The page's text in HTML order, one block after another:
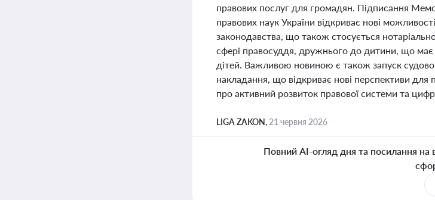
правових послуг для громадян. Підписання
правових наук України відкриває нові
законодавства, що також стосується
сфері правосуддя, дружнього до дитини, що має
дітей. Важливою новиною є також запуск
накладання, що відкриває нові перспективи для
про активний розвиток правової системи та
LIGA ZAKON, 21 червня 2026
Повний AI-огляд дня та посилання на